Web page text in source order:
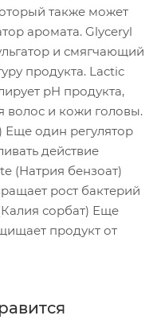
также может
аромата. Glyceryl
и смягчающий
продукта. Lactic
pH продукта,
волос и кожи головы.
Еще один регулятор
действие
(Натрия бензоат)
рост бактерий
сорбат) Еще
продукт от